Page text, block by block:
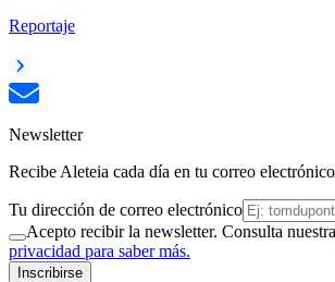
Reportaje
Newsletter
Recibe Aleteia cada día en tu correo
Tu dirección de correo electrónico
Acepto recibir la newsletter. Consulta nuestra
privacidad para saber más.
Inscribirse